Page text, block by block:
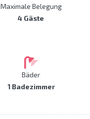
Maximale Belegung
4 Gäste
Bäder
1 Badezimmer